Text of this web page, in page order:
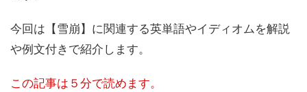
今回は【雪崩】に関連する英単語やイディオムを解説
や例文付きで紹介します。
この記事は５分で読めます。